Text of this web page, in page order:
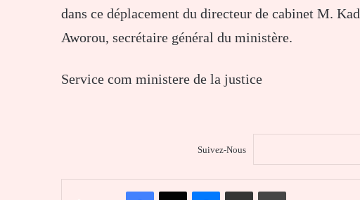
dans ce déplacement du directeur de cabinet M.
Aworou, secrétaire général du ministère.
Service com ministere de la justice
Suivez-Nous
FacebookX MessengerPartager par email Imprimer